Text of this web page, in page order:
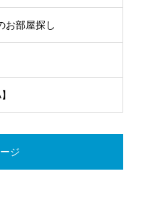
お部屋探し
ジ